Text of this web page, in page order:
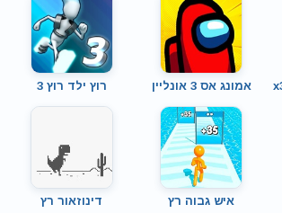
אמונג אס 3 אונליין רוץ ילד רוץ 3
איש גבוה רץ דינוזאור רץ